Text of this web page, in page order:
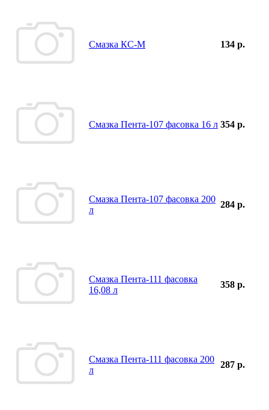
Смазка КС-М 134 р.
Смазка Пента-107 фасовка 16 л 354 р.
Смазка Пента-107 фасовка 200
л
284 р.
Смазка Пента-111 фасовка
16,08 л
358 р.
Смазка Пента-111 фасовка 200
л
287 р.